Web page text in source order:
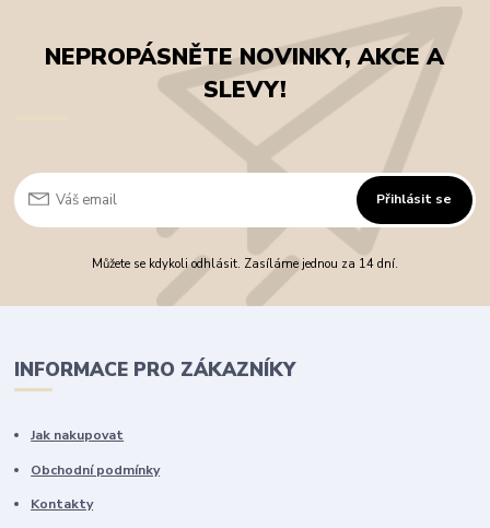
NEPROPÁSNĚTE NOVINKY, AKCE A
SLEVY!
Přihlásit se
Můžete se kdykoli odhlásit. Zasíláme jednou za 14 dní.
INFORMACE PRO ZÁKAZNÍKY
Jak nakupovat
Obchodní podmínky
Kontakty